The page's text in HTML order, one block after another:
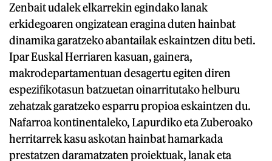
Zenbait udalek elkarrekin egindako lanak
erkidegoaren ongizatean eragina duten hainbat
dinamika garatzeko abantailak eskaintzen ditu beti.
Ipar Euskal Herriaren kasuan, gainera,
makrodepartamentuan desagertu egiten diren
espezifikotasun batzuetan oinarritutako helburu
zehatzak garatzeko esparru propioa eskaintzen du.
Nafarroa kontinentaleko, Lapurdiko eta Zuberoako
herritarrek kasu askotan hainbat hamarkada
prestatzen daramatzaten proiektuak, lanak eta